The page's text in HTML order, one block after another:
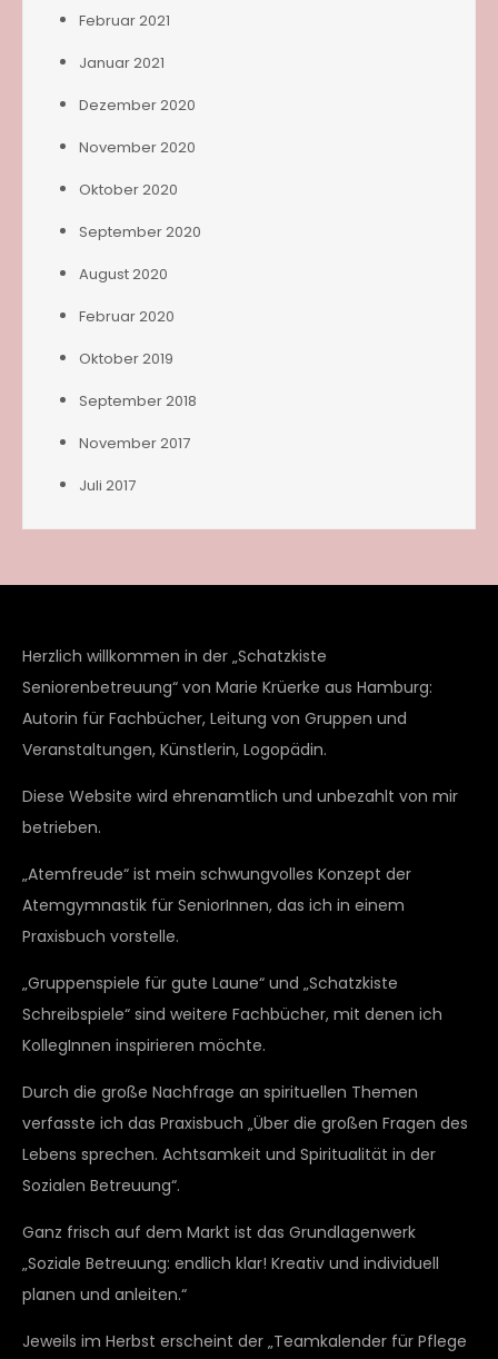
Februar 2021
Januar 2021
Dezember 2020
November 2020
Oktober 2020
September 2020
August 2020
Februar 2020
Oktober 2019
September 2018
November 2017
Juli 2017
Herzlich willkommen in der „Schatzkiste
Seniorenbetreuung“ von Marie Krüerke aus Hamburg:
Autorin für Fachbücher, Leitung von Gruppen und
Veranstaltungen, Künstlerin, Logopädin.
Diese Website wird ehrenamtlich und unbezahlt von mir
betrieben.
„Atemfreude“ ist mein schwungvolles Konzept der
Atemgymnastik für SeniorInnen, das ich in einem
Praxisbuch vorstelle.
„Gruppenspiele für gute Laune“ und „Schatzkiste
Schreibspiele“ sind weitere Fachbücher, mit denen ich
KollegInnen inspirieren möchte.
Durch die große Nachfrage an spirituellen Themen
verfasste ich das Praxisbuch „Über die großen Fragen des
Lebens sprechen. Achtsamkeit und Spiritualität in der
Sozialen Betreuung“.
Ganz frisch auf dem Markt ist das Grundlagenwerk
„Soziale Betreuung: endlich klar! Kreativ und individuell
planen und anleiten.“
Jeweils im Herbst erscheint der „Teamkalender für Pflege